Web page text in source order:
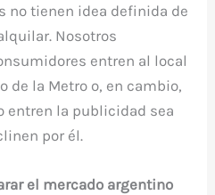
no tienen idea definida de
Nosotros
entren al local
de la Metro o, en cambio,
entren la publicidad sea
por él.
el mercado argentino